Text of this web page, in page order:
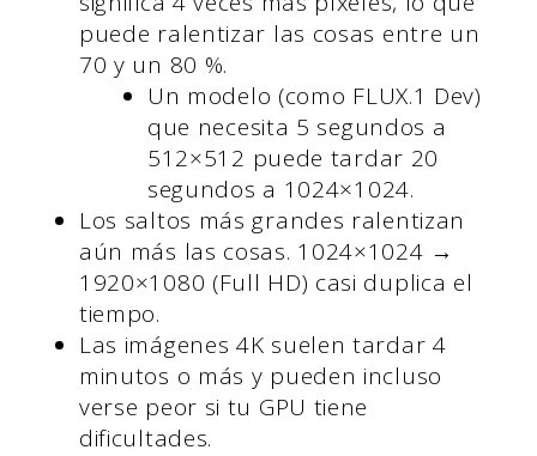
puede ralentizar las cosas entre un
70 y un 80 %.
Un modelo (como FLUX.1 Dev)
que necesita 5 segundos a
512×512 puede tardar 20
segundos a 1024×1024.
Los saltos más grandes ralentizan
aún más las cosas. 1024×1024 →
1920×1080 (Full HD) casi duplica el
tiempo.
Las imágenes 4K suelen tardar 4
minutos o más y pueden incluso
verse peor si tu GPU tiene
dificultades.